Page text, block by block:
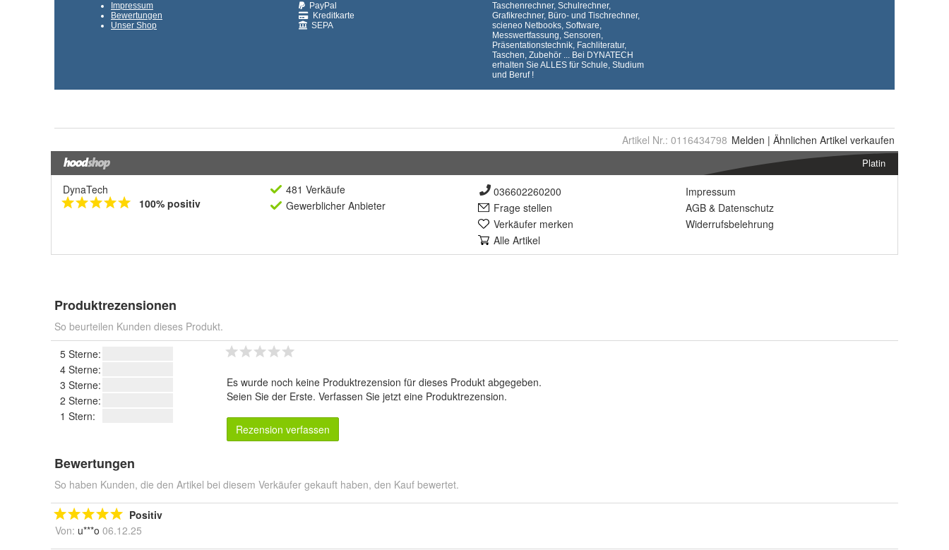
Artikel Nr.: 0116434798 Melden | Ähnlichen Artikel verkaufen
Platin
DynaTech
100% positiv
481 Verkäufe
Gewerblicher Anbieter
036602260200
Frage stellen
Verkäufer merken
Alle Artikel
Impressum
AGB & Datenschutz
Widerrufsbelehrung
Produktrezensionen
So beurteilen Kunden dieses Produkt.
5 Sterne:
4 Sterne:
3 Sterne:
2 Sterne:
1 Stern:
Es wurde noch keine Produktrezension für dieses Produkt abgegeben.
Seien Sie der Erste. Verfassen Sie jetzt eine Produktrezension.
Rezension verfassen
Bewertungen
So haben Kunden, die den Artikel bei diesem Verkäufer gekauft haben, den Kauf bewertet.
Positiv
Von: u***o 06.12.25